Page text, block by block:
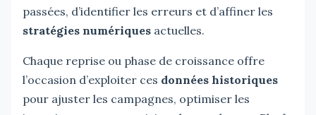
passées, d’identifier les erreurs et d’affiner les
stratégies numériques actuelles.
Chaque reprise ou phase de croissance offre
l’occasion d’exploiter ces données historiques
pour ajuster les campagnes, optimiser les